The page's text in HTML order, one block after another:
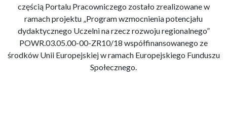
częścią Portalu Pracowniczego zostało zrealizowane w
ramach projektu „Program wzmocnienia potencjału
dydaktycznego Uczelni na rzecz rozwoju regionalnego”
POWR.03.05.00-00-ZR10/18 współfinansowanego ze
środków Unii Europejskiej w ramach Europejskiego Funduszu
Społecznego.